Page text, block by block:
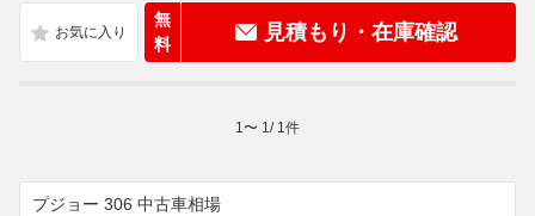
無
料
見積もり・在庫確認
1 〜 1 / 1 件
プジョー 306 中古車相場